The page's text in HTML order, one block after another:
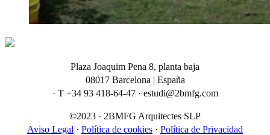
Plaza Joaquim Pena 8, planta baja
08017 Barcelona | España
· T +34 93 418-64-47 · estudi@2bmfg.com
©2023 · 2BMFG Arquitectes SLP
Aviso Legal · Política de cookies · Política de Privacidad